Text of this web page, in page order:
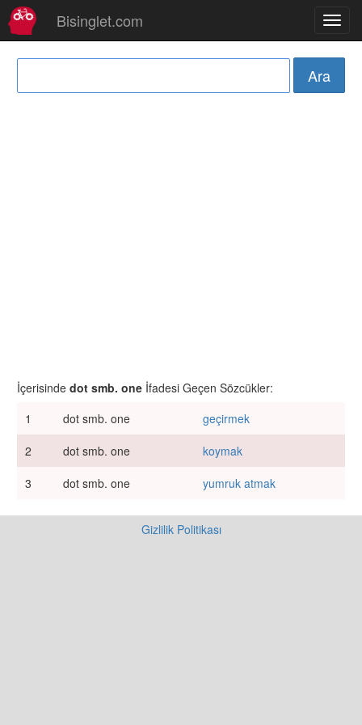
Bisinglet.com
İçerisinde dot smb. one İfadesi Geçen Sözcükler:
1
dot smb. one
geçirmek
2
dot smb. one
koymak
3
dot smb. one yumruk atmak
Gizlilik Politikası